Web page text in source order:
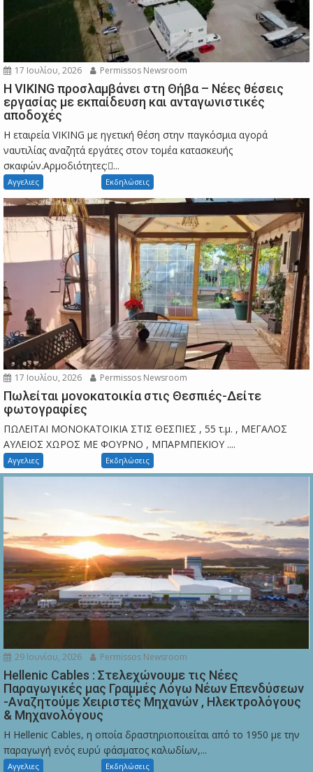
17 Ιουλίου, 2026 Permissos Newsroom
Η VIKING προσλαμβάνει στη Θήβα – Νέες θέσεις
εργασίας με εκπαίδευση και ανταγωνιστικές
αποδοχές
Η εταιρεία VIKING με ηγετική θέση στην παγκόσμια αγορά
ναυτιλίας αναζητά εργάτες στον τομέα κατασκευής
σκαφών.Αρμοδιότητες:...
Αγγελιες Εκδηλώσεις
17 Ιουλίου, 2026 Permissos Newsroom
Πωλείται μονοκατοικία στις Θεσπιές-Δείτε
φωτογραφίες
ΠΩΛΕΙΤΑΙ ΜΟΝΟΚΑΤΟΙΚΙΑ ΣΤΙΣ ΘΕΣΠΙΕΣ , 55 τ.μ. , ΜΕΓΑΛΟΣ
ΑΥΛΕΙΟΣ ΧΩΡΟΣ ΜΕ ΦΟΥΡΝΟ , ΜΠΑΡΜΠΕΚΙΟΥ ....
Αγγελιες Εκδηλώσεις
29 Ιουνίου, 2026 Permissos Newsroom
Hellenic Cables : Στελεχώνουμε τις Νέες
Παραγωγικές μας Γραμμές Λόγω Νέων Επενδύσεων
-Αναζητούμε Χειριστές Μηχανών , Ηλεκτρολόγους
& Μηχανολόγους
Η Hellenic Cables, η οποία δραστηριοποιείται από το 1950 με την
παραγωγή ενός ευρύ φάσματος καλωδίων,...
Αγγελιες Εκδηλώσεις